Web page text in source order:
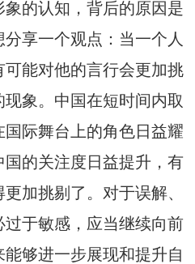
的认知，背后的原因是
享一个观点：当一个人
能对他的言行会更加挑
象。中国在短时间内取
际舞台上的角色日益耀
的关注度日益提升，有
加挑剔了。对于误解、
于敏感，应当继续向前
够进一步展现和提升自